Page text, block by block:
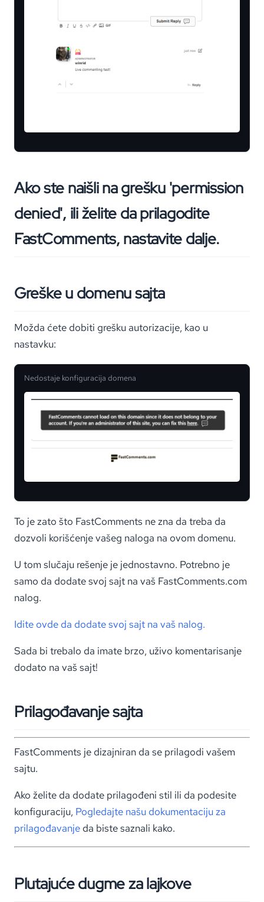
Ako ste naišli na grešku 'permission
denied', ili želite da prilagodite
FastComments, nastavite dalje.
Greške u domenu sajta
Možda ćete dobiti grešku autorizacije, kao u
nastavku:
Nedostaje konfiguracija domena
To je zato što FastComments ne zna da treba da
dozvoli korišćenje vašeg naloga na ovom domenu.
U tom slučaju rešenje je jednostavno. Potrebno je
samo da dodate svoj sajt na vaš FastComments.com
nalog.
Idite ovde da dodate svoj sajt na vaš nalog.
Sada bi trebalo da imate brzo, uživo komentarisanje
dodato na vaš sajt!
Prilagođavanje sajta
FastComments je dizajniran da se prilagodi vašem
sajtu.
Ako želite da dodate prilagođeni stil ili da podesite
konfiguraciju, Pogledajte našu dokumentaciju za
prilagođavanje da biste saznali kako.
Plutajuće dugme za lajkove